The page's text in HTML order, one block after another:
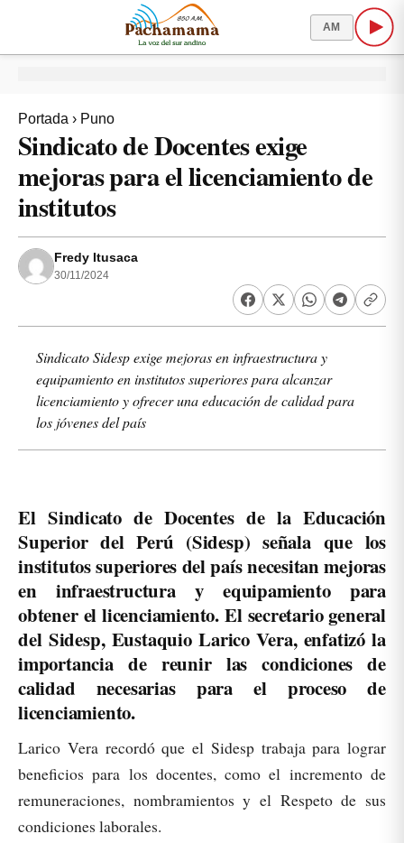
AM
Portada › Puno
Sindicato de Docentes exige
mejoras para el licenciamiento de
institutos
Fredy Itusaca
30/11/2024
Sindicato Sidesp exige mejoras en infraestructura y
equipamiento en institutos superiores para alcanzar
licenciamiento y ofrecer una educación de calidad para
los jóvenes del país
El Sindicato de Docentes de la Educación
Superior del Perú (Sidesp) señala que los
institutos superiores del país necesitan mejoras
en infraestructura y equipamiento para
obtener el licenciamiento. El secretario general
del Sidesp, Eustaquio Larico Vera, enfatizó la
importancia de reunir las condiciones de
calidad necesarias para el proceso de
licenciamiento.
Larico Vera recordó que el Sidesp trabaja para lograr
beneficios para los docentes, como el incremento de
remuneraciones, nombramientos y el Respeto de sus
condiciones laborales.